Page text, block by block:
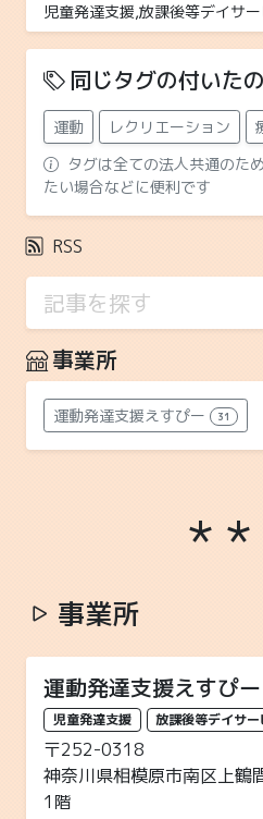
児童発達支援,放課後等デイサ
同じタグの付いた
運動 レクリエーション
タグは全ての法人共通のた
たい場合などに便利です
RSS
事業所
運動発達支援えすぴー 31
事業所
運動発達支援えすぴー
児童発達支援 放課後等デイサー
〒252-0318
神奈川県相模原市南区上
1階